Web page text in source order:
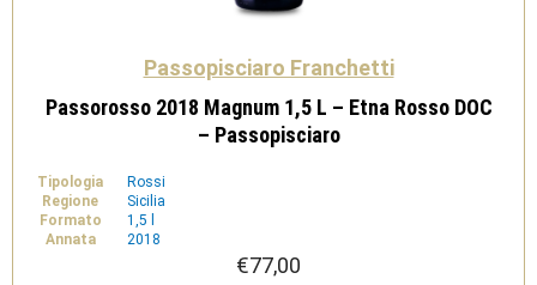
Passopisciaro Franchetti
Passorosso 2018 Magnum 1,5 L – Etna Rosso DOC
– Passopisciaro
Tipologia
Rossi
Regione
Sicilia
Formato
1,5 l
Annata
2018
€77,00